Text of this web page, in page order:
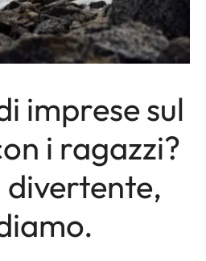
imprese sul
i ragazzi?
divertente,